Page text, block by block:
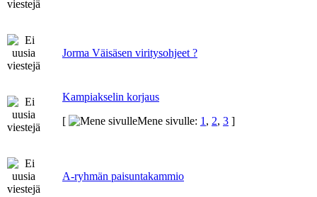
Jorma Väisäsen viritysohjeet ?
Kampiakselin korjaus
[
Mene sivulle: 1, 2, 3 ]
A-ryhmän paisuntakammio